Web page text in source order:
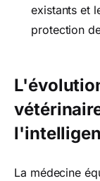
existants et
protection
La médecine